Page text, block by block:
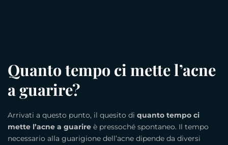
Quanto tempo ci mette l’acne
a guarire?
Arrivati a questo punto, il quesito di quanto tempo ci
mette l’acne a guarire è pressoché spontaneo. Il tempo
necessario alla guarigione dell’acne dipende da diversi